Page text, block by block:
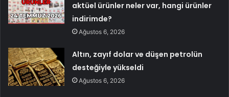
aktüel ürünler neler var, hangi ürünler
indirimde?
Ağustos 6, 2026
Altın, zayıf dolar ve düşen petrolün
desteğiyle yükseldi
Ağustos 6, 2026